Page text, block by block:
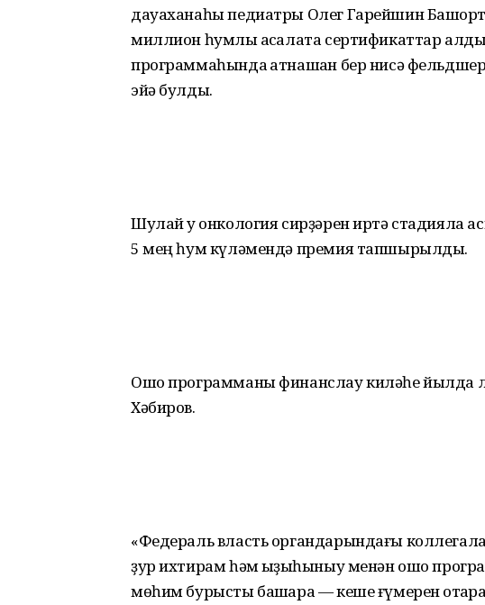
дауаханаһы педиатры Олег Гарейшин
миллион һумлыҡ аҡсалата сертификаттар
программаһында ҡатнашҡан бер нисә
эйә булды.
Шулай уҡ онкология сирҙәрен иртә стадияла
5 мең һум күләмендә премия тапшырылды.
Ошо программаны финанслау киләһе йылда
Хәбиров.
«Федераль власть органдарындағы
ҙур ихтирам һәм ҡыҙыҡһыныу менән ошо
мөһим бурысты башҡара — кеше ғүмерен